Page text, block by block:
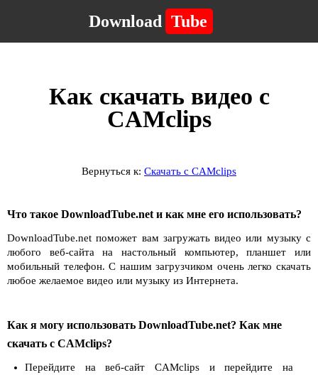
Download Tube
Как скачать видео с
CAMclips
Вернуться к: Скачать с CAMclips
Что такое DownloadTube.net и как мне его использовать?
DownloadTube.net поможет вам загружать видео или музыку с
любого веб-сайта на настольный компьютер, планшет или
мобильный телефон. С нашим загрузчиком очень легко скачать
любое желаемое видео или музыку из Интернета.
Как я могу использовать DownloadTube.net? Как мне
скачать с CAMclips?
Перейдите на веб-сайт CAMclips и перейдите на